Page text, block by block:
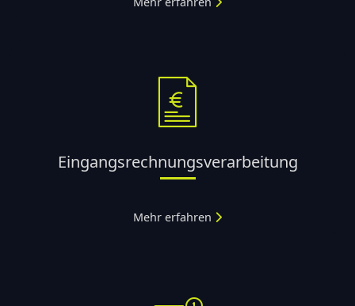
Eingangsrechnungsverarbeitung
Mehr erfahren